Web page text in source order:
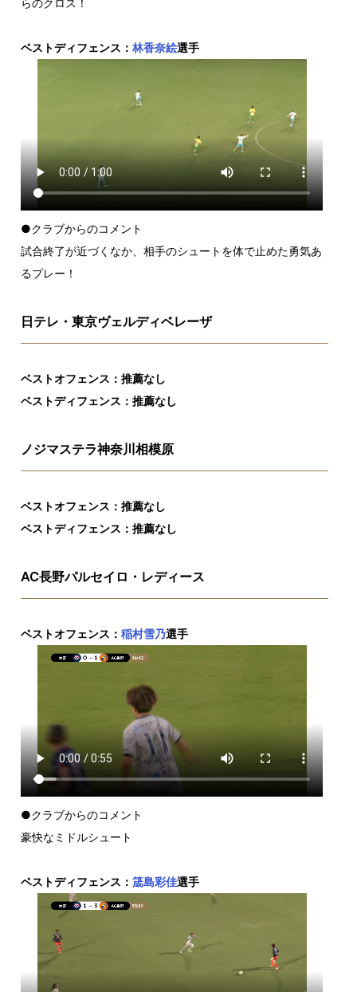
らのクロス！
ベストディフェンス： 林香奈絵選手
●クラブからのコメント
試合終了が近づくなか、相手のシュートを体で止めた勇気あ
るプレー！
日テレ・東京ヴェルディベレーザ
ベストオフェンス：推薦なし
ベストディフェンス：推薦なし
ノジマステラ神奈川相模原
ベストオフェンス：推薦なし
ベストディフェンス：推薦なし
AC長野パルセイロ・レディース
ベストオフェンス： 稲村雪乃選手
●クラブからのコメント
豪快なミドルシュート
ベストディフェンス： 筬島彩佳選手